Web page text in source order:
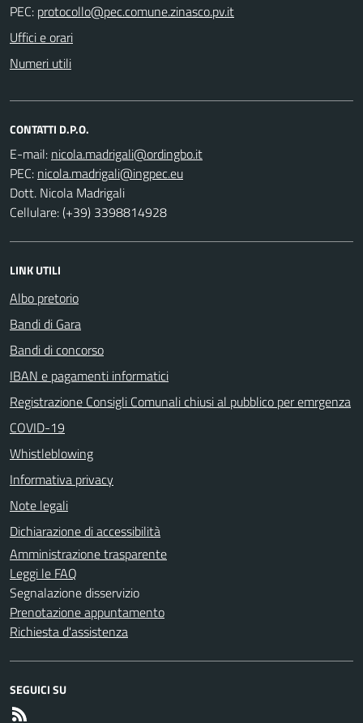
PEC:
Uffici e orari
Numeri utili
CONTATTI D.P.O.
E-mail:
PEC:
Dott. Nicola Madrigali
Cellulare: (+39) 3398814928
LINK UTILI
Albo pretorio
Bandi di Gara
Bandi di concorso
IBAN e pagamenti informatici
Registrazione Consigli Comunali chiusi al pubblico per emrgenza
COVID-19
Whistleblowing
Informativa privacy
Note legali
Dichiarazione di accessibilità
Amministrazione trasparente
Leggi le FAQ
Segnalazione disservizio
Prenotazione appuntamento
Richiesta d'assistenza
SEGUICI SU